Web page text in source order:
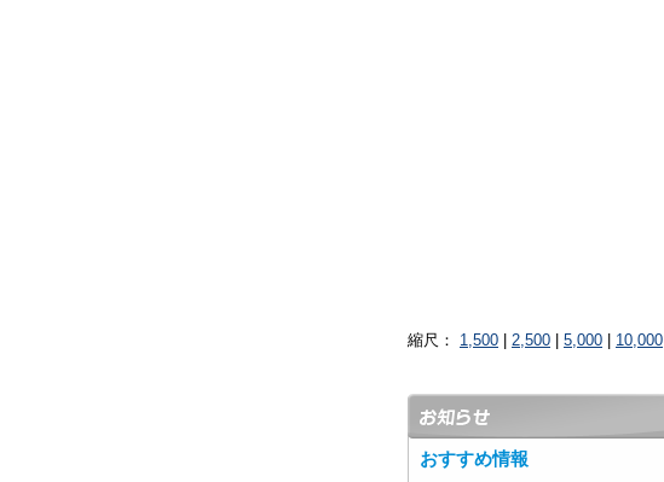
縮尺： 1,500 2,500 5,000 10,000
おすすめ情報